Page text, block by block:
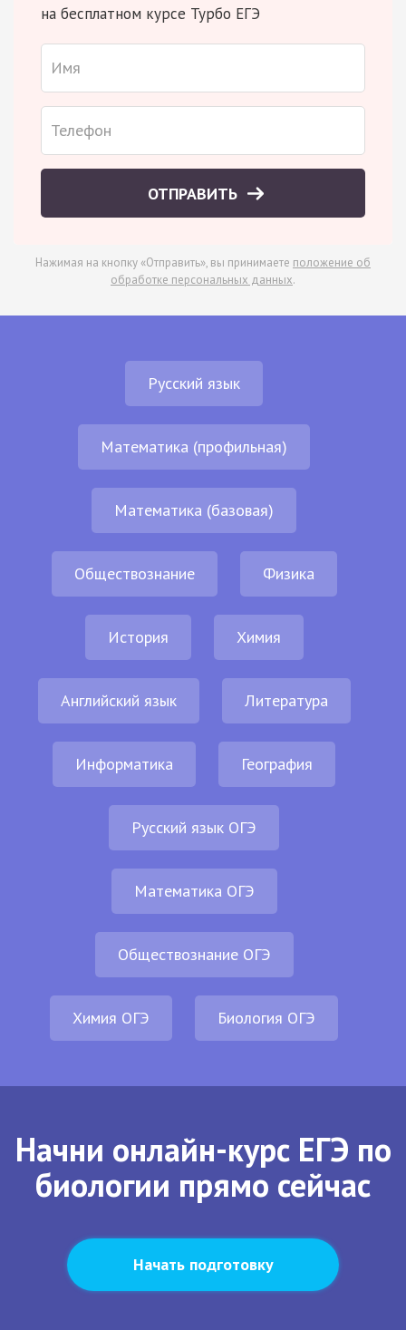
на бесплатном курсе Турбо ЕГЭ
ОТПРАВИТЬ
Нажимая на кнопку «Отправить», вы принимаете положение об
обработке персональных данных.
Русский язык
Математика (профильная)
Математика (базовая)
Обществознание Физика
История Химия
Английский язык Литература
Информатика География
Русский язык ОГЭ
Математика ОГЭ
Обществознание ОГЭ
Химия ОГЭ Биология ОГЭ
Начни онлайн-курс ЕГЭ по
биологии прямо сейчас
Начать подготовку